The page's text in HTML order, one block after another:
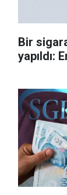
Bir
yapıldı: